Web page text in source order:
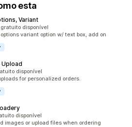
esta
Variant
gratuito disponível
variant option w/ text box, add on
Upload
disponível
for personalized orders.
disponível
images or upload files when ordering